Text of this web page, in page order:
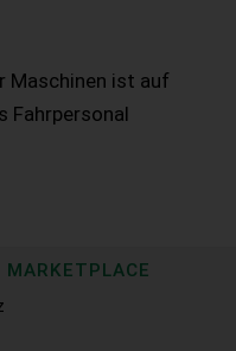
Maschinen ist auf
Fahrpersonal